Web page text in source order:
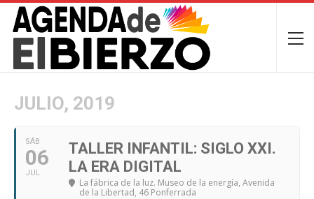
JULIO, 2019
SÁB
06
JUL
TALLER INFANTIL: SIGLO XXI.
LA ERA DIGITAL
La fábrica de la luz. Museo de la energía, Avenida
de la Libertad, 46 Ponferrada